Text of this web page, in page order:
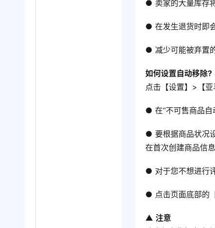
● 卖家的大量库存
● 在发生退货时即
● 减少可能被弃置
如何设置自动移除?
点击【设置】>【
● 在“不可售商品自
● 要根据商品状况
在首次创建商品信
● 对于您不想进行
● 点击页面底部的
▲ 注意